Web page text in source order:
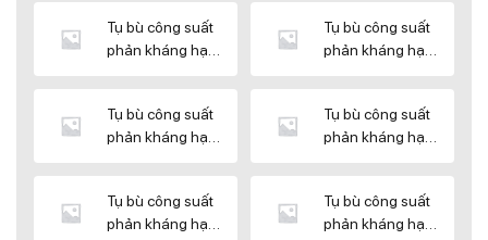
Tụ bù công suất
phản kháng hạ
Tụ bù công suất
phản kháng hạ
Tụ bù công suất
phản kháng hạ
Tụ bù công suất
phản kháng hạ
Tụ bù công suất
phản kháng hạ
Tụ bù công suất
phản kháng hạ